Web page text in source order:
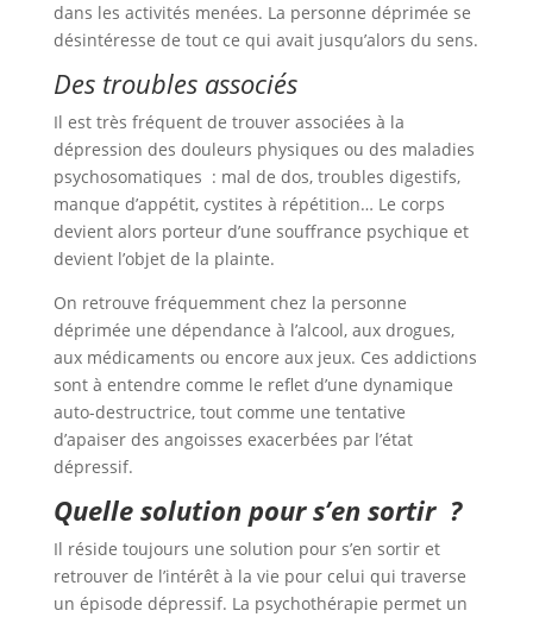
dans les activités menées. La personne déprimée se
désintéresse de tout ce qui avait jusqu’alors du sens.
Des troubles associés
Il est très fréquent de trouver associées à la
dépression des douleurs physiques ou des maladies
psychosomatiques : mal de dos, troubles digestifs,
manque d’appétit, cystites à répétition… Le corps
devient alors porteur d’une souffrance psychique et
devient l’objet de la plainte.
On retrouve fréquemment chez la personne
déprimée une dépendance à l’alcool, aux drogues,
aux médicaments ou encore aux jeux. Ces addictions
sont à entendre comme le reflet d’une dynamique
auto-destructrice, tout comme une tentative
d’apaiser des angoisses exacerbées par l’état
dépressif.
Quelle solution pour s’en sortir ?
Il réside toujours une solution pour s’en sortir et
retrouver de l’intérêt à la vie pour celui qui traverse
un épisode dépressif. La psychothérapie permet un